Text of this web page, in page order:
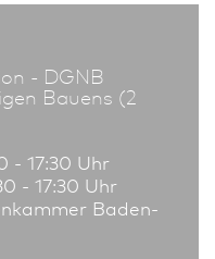
- DGNB
Bauens (2
- 17:30 Uhr
- 17:30 Uhr
Baden-